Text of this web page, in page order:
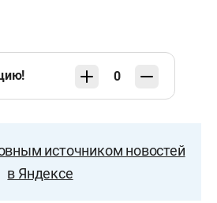
0
источником новостей
в Яндексе